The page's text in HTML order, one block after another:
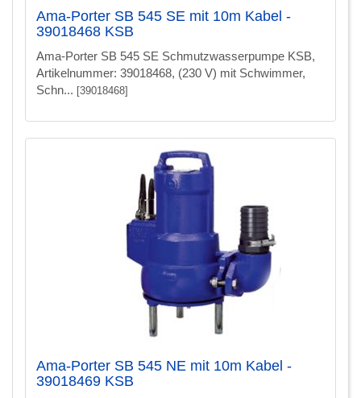
Ama-Porter SB 545 SE mit 10m Kabel -
39018468 KSB
Ama-Porter SB 545 SE Schmutzwasserpumpe KSB,
Artikelnummer: 39018468, (230 V) mit Schwimmer,
Schn... [39018468]
Ama-Porter SB 545 NE mit 10m Kabel -
39018469 KSB